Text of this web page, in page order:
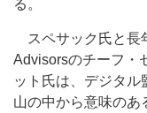
る。
スペサック氏と長
Advisorsのチーフ・
ット氏は、デジタ
山の中から意味のあ